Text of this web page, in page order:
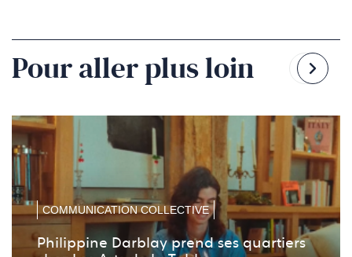
Pour aller plus loin
lala
COMMUNICATION COLLECTIVE
Philippine Darblay prend ses quartiers